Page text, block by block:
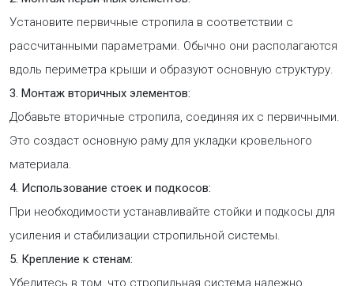
Установите первичные стропила в соответствии с
рассчитанными параметрами. Обычно они располагаются
вдоль периметра крыши и образуют основную структуру.
3. Монтаж вторичных элементов:
Добавьте вторичные стропила, соединяя их с первичными.
Это создаст основную раму для укладки кровельного
материала.
4. Использование стоек и подкосов:
При необходимости устанавливайте стойки и подкосы для
усиления и стабилизации стропильной системы.
5. Крепление к стенам:
Убедитесь в том, что стропильная система надежно